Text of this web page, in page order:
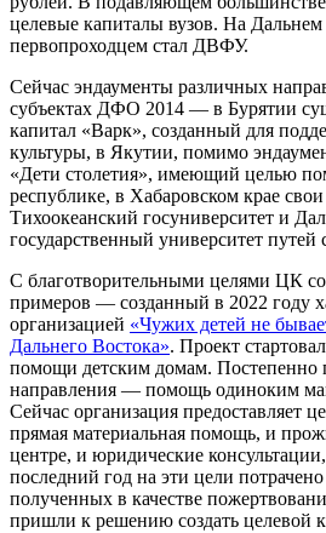
целевые капиталы вузов. На Дальнем
первопроходцем стал ДВФУ.
Сейчас эндаументы различных
субъектах ДФО 2014 — в Бурятии
капитал «Варк», созданный для
культуры, в Якутии, помимо
«Дети столетия», имеющий целью
республике, в Хабаровском крае
Тихоокеанский госуниверситет и
государственный университет путей
С благотворительными целями ЦК
примеров — созданный в 2022 году
организацией «Чужих детей не
Дальнего Востока». Проект
помощи детским домам. Постепенно
направления — помощь одиноким
Сейчас организация предоставляет
прямая материальная помощь, и
центре, и юридические
последний год на эти цели
полученных в качестве
пришли к решению создать целевой